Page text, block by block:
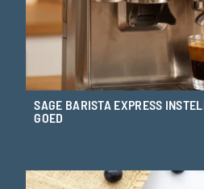
SAGE BARISTA EXPRESS
GOED